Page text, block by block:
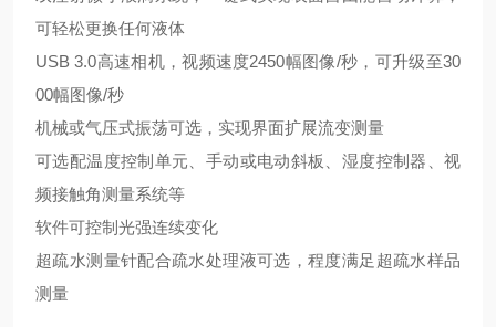
可轻松更换任何液体
USB 3.0高速相机，视频速度2450幅图像/秒，可升级至30
00幅图像/秒
机械或气压式振荡可选，实现界面扩展流变测量
可选配温度控制单元、手动或电动斜板、湿度控制器、视
频接触角测量系统等
软件可控制光强连续变化
超疏水测量针配合疏水处理液可选，程度满足超疏水样品
测量